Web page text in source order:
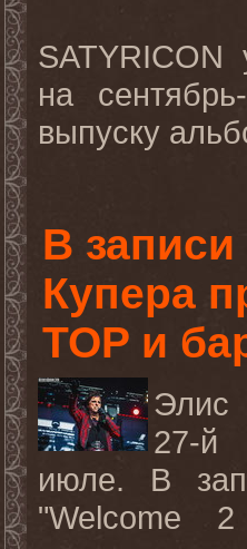
SATYRICON
на сентябрь-
выпуску
В
Купера
TOP и
Элис
27-й
июле. В
"Welcome